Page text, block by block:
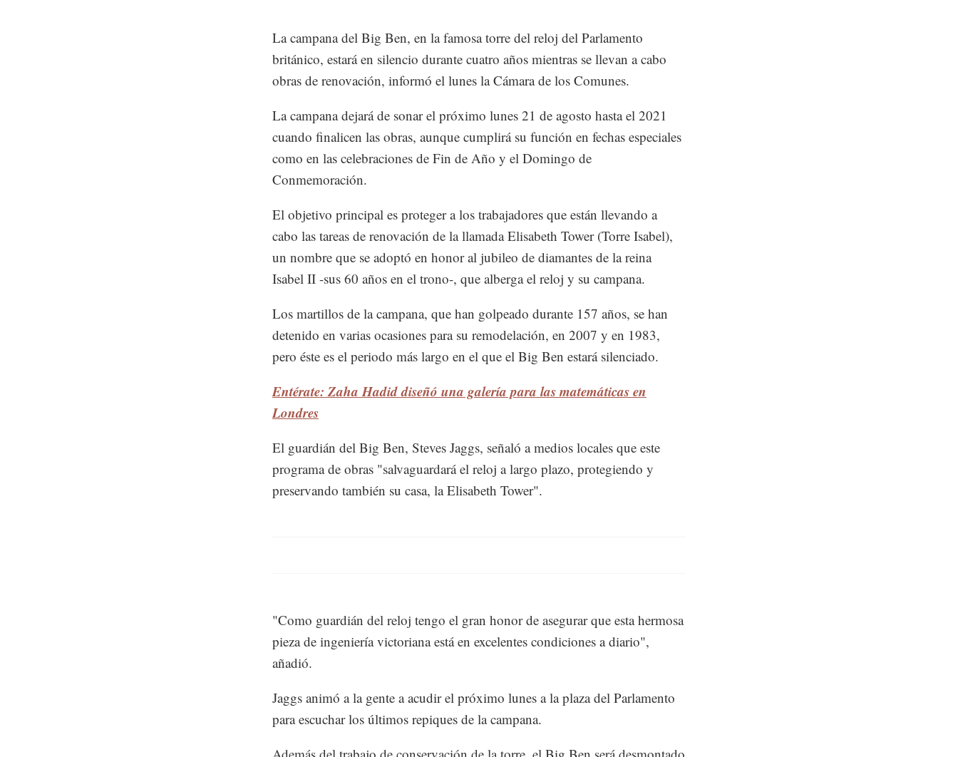
La campana del Big Ben, en la famosa torre del reloj del Parlamento
británico, estará en silencio durante cuatro años mientras se llevan a cabo
obras de renovación, informó el lunes la Cámara de los Comunes.
La campana dejará de sonar el próximo lunes 21 de agosto hasta el 2021
cuando finalicen las obras, aunque cumplirá su función en fechas especiales
como en las celebraciones de Fin de Año y el Domingo de
Conmemoración.
El objetivo principal es proteger a los trabajadores que están llevando a
cabo las tareas de renovación de la llamada Elisabeth Tower (Torre Isabel),
un nombre que se adoptó en honor al jubileo de diamantes de la reina
Isabel II -sus 60 años en el trono-, que alberga el reloj y su campana.
Los martillos de la campana, que han golpeado durante 157 años, se han
detenido en varias ocasiones para su remodelación, en 2007 y en 1983,
pero éste es el periodo más largo en el que el Big Ben estará silenciado.
Entérate: Zaha Hadid diseñó una galería para las matemáticas en
Londres
El guardián del Big Ben, Steves Jaggs, señaló a medios locales que este
programa de obras "salvaguardará el reloj a largo plazo, protegiendo y
preservando también su casa, la Elisabeth Tower".
"Como guardián del reloj tengo el gran honor de asegurar que esta hermosa
pieza de ingeniería victoriana está en excelentes condiciones a diario",
añadió.
Jaggs animó a la gente a acudir el próximo lunes a la plaza del Parlamento
para escuchar los últimos repiques de la campana.